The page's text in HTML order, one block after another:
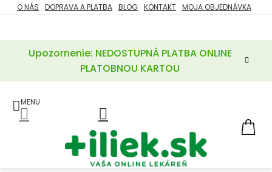
Prejsť
na
Upozornenie: NEDOSTUPNÁ PLATBA ONLINE
PLATOBNOU KARTOU
O NÁS DOPRAVA A PLATBA BLOG KONTAKT MOJA OBJEDNÁVKA
ZĽAVY
POTREBY
A
LIEKY